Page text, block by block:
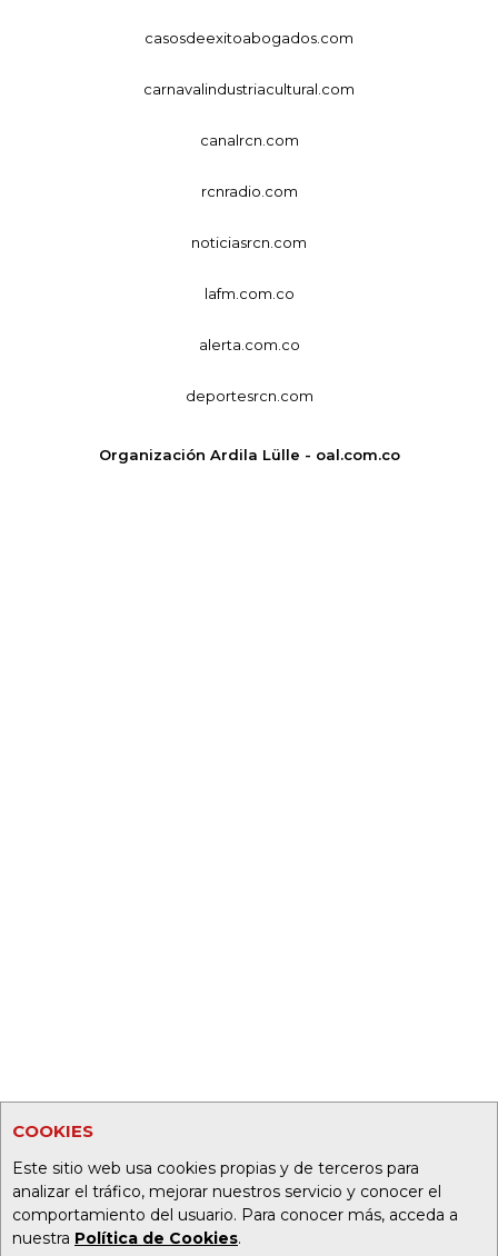
COOKIES
Este sitio web usa cookies propias y de terceros para
analizar el tráfico, mejorar nuestros servicio y conocer el
comportamiento del usuario. Para conocer más, acceda a
nuestra Política de Cookies.
casosdeexitoabogados.com
carnavalindustriacultural.com
canalrcn.com
rcnradio.com
noticiasrcn.com
lafm.com.co
alerta.com.co
deportesrcn.com
Organización Ardila Lülle - oal.com.co